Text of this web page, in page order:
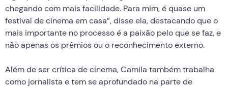
chegando com mais facilidade. Para mim, é quase um
festival de cinema em casa”, disse ela, destacando que o
mais importante no processo é a paixão pelo que se faz, e
não apenas os prêmios ou o reconhecimento externo.
Além de ser crítica de cinema, Camila também trabalha
como jornalista e tem se aprofundado na parte de